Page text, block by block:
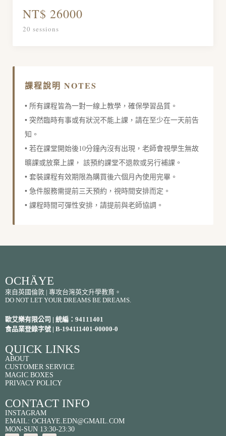
NT$ 26000
20 sessions
課程說明 NOTES
• 所有課程皆為一對一線上教學，確保學習品質。
• 突然臨時有事或有狀況不能上課，請在至少在一天前告
知。
• 若在課堂開始後10分鐘內沒有出現，老師會視學生無故
曠課或放棄上課， 該預約課堂不退款或另行補課。
• 套裝課程有效期限為購買後六個月內使用完畢。
• 急件服務需提前三天預約，視時間安排而定。
• 課程時間可彈性安排，請提前與老師協調。
OCHÄYE
來自英國倫敦 | 專攻台灣英文升學教育。
DO NOT LET YOUR DREAMS BE DREAMS.
歐艾樂有限公司 | 統編：94111401
食品業登錄字號 | B-194111401-00000-0
QUICK LINKS
ABOUT
CUSTOMER SERVICE
MAGIC BOXES
PRIVACY POLICY
CONTACT INFO
INSTAGRAM
EMAIL: OCHAYE.EDN@GMAIL.COM
MON-SUN 13:30-23:30